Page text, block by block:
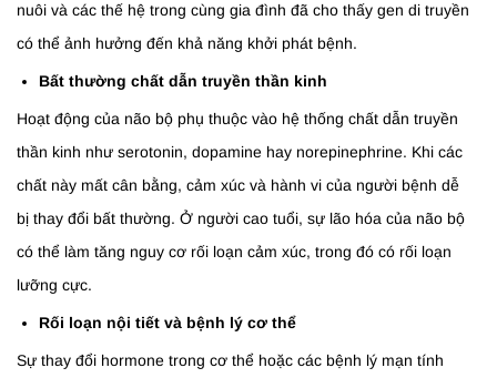
nuôi và các thế hệ trong cùng gia đình đã cho thấy gen di truyền
có thể ảnh hưởng đến khả năng khởi phát bệnh.
Bất thường chất dẫn truyền thần kinh
Hoạt động của não bộ phụ thuộc vào hệ thống chất dẫn truyền
thần kinh như serotonin, dopamine hay norepinephrine. Khi các
chất này mất cân bằng, cảm xúc và hành vi của người bệnh dễ
bị thay đổi bất thường. Ở người cao tuổi, sự lão hóa của não bộ
có thể làm tăng nguy cơ rối loạn cảm xúc, trong đó có rối loạn
lưỡng cực.
Rối loạn nội tiết và bệnh lý cơ thể
Sự thay đổi hormone trong cơ thể hoặc các bệnh lý mạn tính